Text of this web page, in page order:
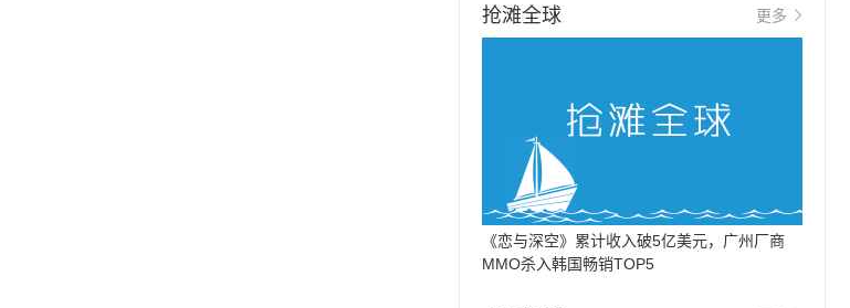
抢滩全球 更多
《恋与深空》累计收入破5亿美元，广州厂商
MMO杀入韩国畅销TOP5